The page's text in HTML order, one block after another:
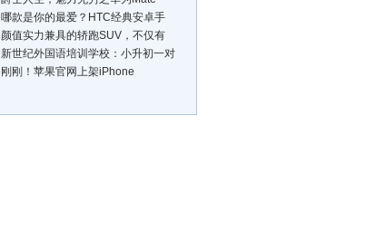
哪款是你的最爱？HTC经典安卓手
颜值实力兼具的轿跑SUV，不仅有
新世纪外国语培训学校：小升初一对
刚刚！苹果官网上架iPhone